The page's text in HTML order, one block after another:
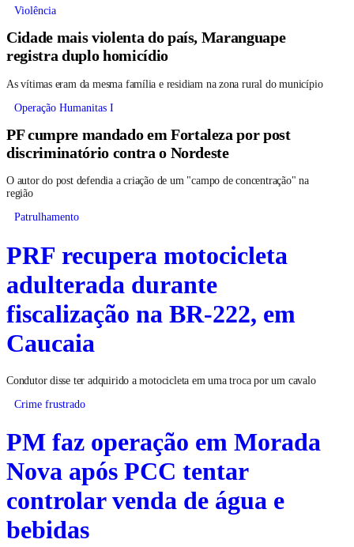
Violência
Cidade mais violenta do país, Maranguape
registra duplo homicídio
As vítimas eram da mesma família e residiam na zona rural do município
Operação Humanitas I
PF cumpre mandado em Fortaleza por post
discriminatório contra o Nordeste
O autor do post defendia a criação de um "campo de concentração" na
região
Patrulhamento
PRF recupera motocicleta
adulterada durante
fiscalização na BR-222, em
Caucaia
Condutor disse ter adquirido a motocicleta em uma troca por um cavalo
Crime frustrado
PM faz operação em Morada
Nova após PCC tentar
controlar venda de água e
bebidas